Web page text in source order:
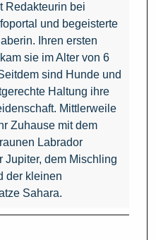
Redakteurin bei
und begeisterte
Ihren ersten
sie im Alter von 6
sind Hunde und
Haltung ihre
Mittlerweile
Zuhause mit dem
Labrador
Jupiter, dem Mischling
der kleinen
Sahara.